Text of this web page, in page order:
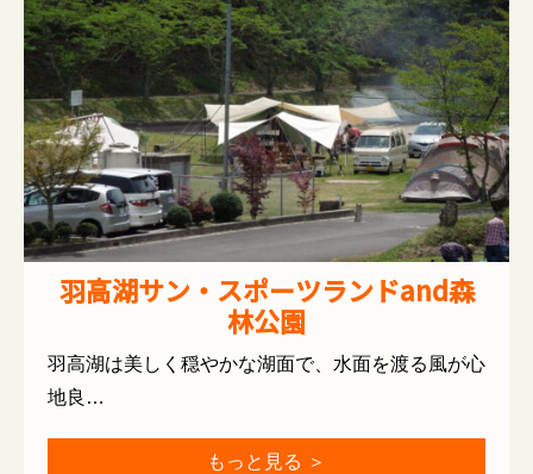
羽高湖サン・スポーツランドand森
林公園
羽高湖は美しく穏やかな湖面で、水面を渡る風が心
地良…
もっと見る ＞